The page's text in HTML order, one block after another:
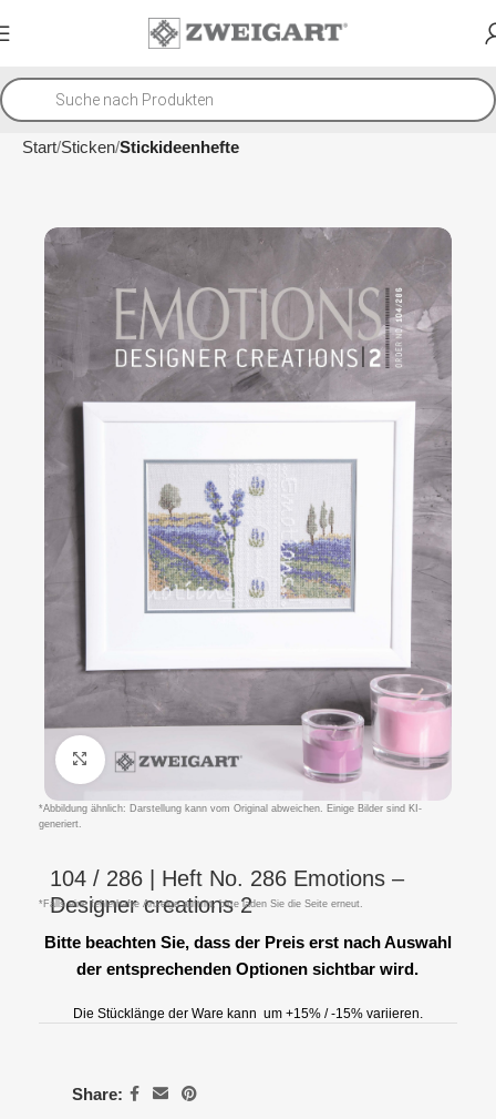
Start Sticken Stickideenhefte
Klicken um zu vergrößern
*Abbildung ähnlich: Darstellung kann vom Original abweichen. Einige Bilder sind KI-
generiert.
104 / 286 | Heft No. 286 Emotions –
Designer creations 2
*Falls eine fehlerhafte Anzeige auftritt, bitte laden Sie die Seite erneut.
Bitte beachten Sie, dass der Preis erst nach Auswahl
der entsprechenden Optionen sichtbar wird.
Die Stücklänge der Ware kann um +15% / -15% variieren.
Share: